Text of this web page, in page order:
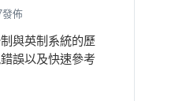
發佈
與英制系統的歷
誤以及快速參考